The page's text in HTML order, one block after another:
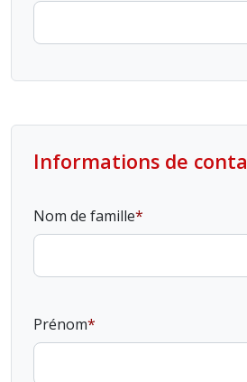
Informations de
Nom de famille
Prénom